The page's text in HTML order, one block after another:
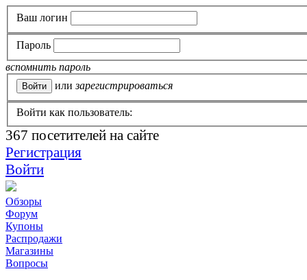
Ваш логин
Пароль
вспомнить пароль
или зарегистрироваться
Войти как пользователь:
367 посетителей на сайте
Регистрация
Войти
Обзоры
Форум
Купоны
Распродажи
Магазины
Вопросы